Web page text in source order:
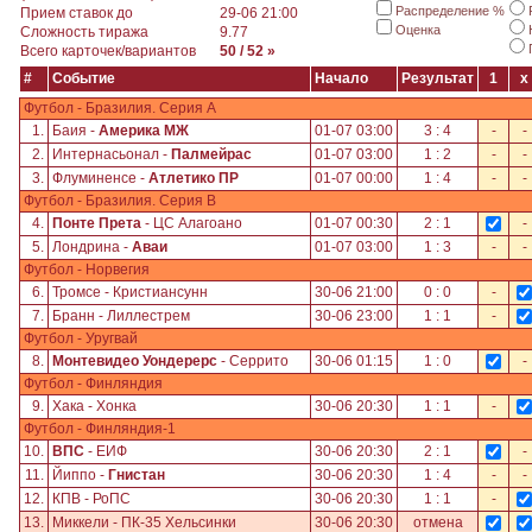
Прием ставок до
29-06 21:00
Сложность тиража
9.77
Всего карточек/вариантов
50 / 52 »
Распределение %
Оценка
# Событие Начало Результат 1 x
Футбол - Бразилия. Серия A
1.
Баия - Америка МЖ 01-07 03:00 3 : 4 -
-
2.
Интернасьонал - Палмейрас 01-07 03:00 1 : 2 -
-
3. Флуминенсе - Атлетико ПР 01-07 00:00 1 : 4 -
-
Футбол - Бразилия. Серия B
4.
Понте Прета - ЦС Алагоано 01-07 00:30 2 : 1 -
5. Лондрина - Аваи 01-07 03:00 1 : 3 -
-
Футбол - Норвегия
6. Тромсе - Кристиансунн 30-06 21:00 0 : 0 -
7.
Бранн - Лиллестрем 30-06 23:00 1 : 1 -
Футбол - Уругвай
8.
Монтевидео Уондерерс - Серрито 30-06 01:15 1 : 0 -
Футбол - Финляндия
9. Хака - Хонка 30-06 20:30 1 : 1 -
Футбол - Финляндия-1
10.
ВПС - ЕИФ 30-06 20:30 2 : 1 -
11.
Йиппо - Гнистан 30-06 20:30 1 : 4 -
-
12.
КПВ - РоПС 30-06 20:30 1 : 1 -
13.
Миккели - ПК-35 Хельсинки 30-06 20:30 отмена